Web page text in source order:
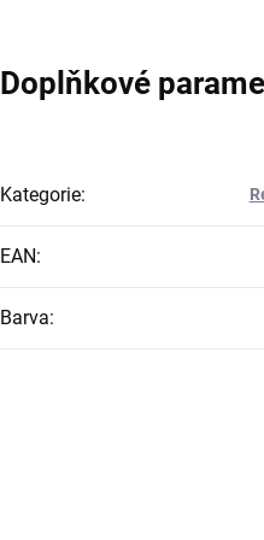
Doplňkové
Kategorie:
EAN:
Barva: